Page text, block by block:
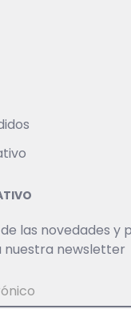
las novedades y
nuestra newsletter